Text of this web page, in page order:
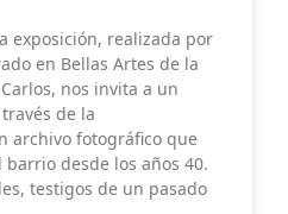
exposición, realizada por
en Bellas Artes de la
nos invita a un
de la
archivo fotográfico que
desde los años 40.
testigos de un pasado